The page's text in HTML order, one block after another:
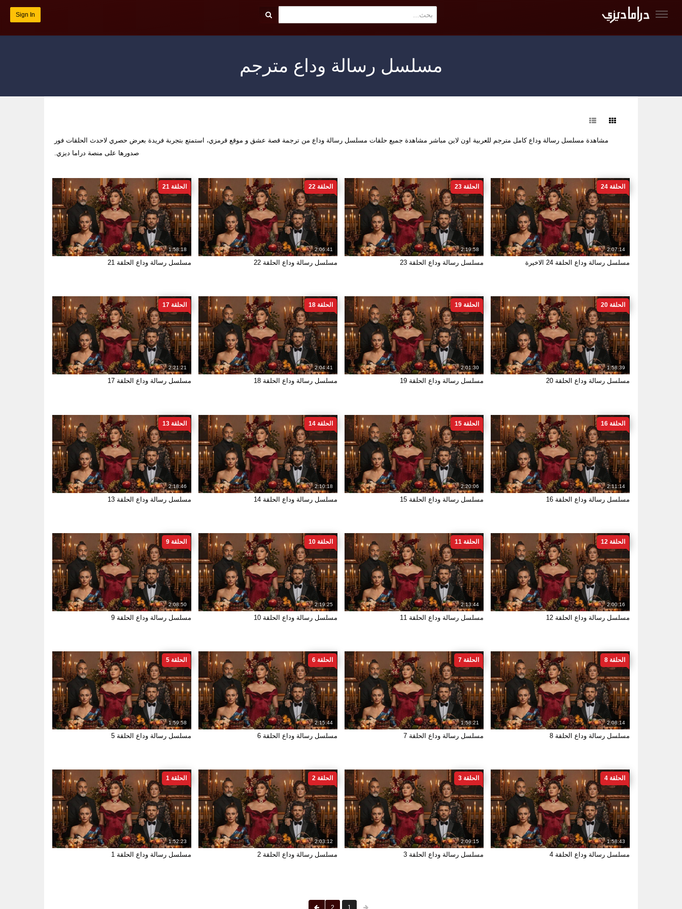
Sign In
مسلسل رسالة وداع مترجم
مشاهدة مسلسل رسالة وداع كامل مترجم للعربية اون لاين مباشر مشاهدة جميع حلقات مسلسل رسالة وداع من ترجمة قصة عشق و موقع قرمزي، استمتع بتجربة فريدة بعرض حصري لاحدث الحلقات فور
صدورها على منصة دراما ديزي.
2:07:14
الحلقة 24
مسلسل رسالة وداع الحلقة 24 الاخيرة
2:19:58
الحلقة 23
مسلسل رسالة وداع الحلقة 23
2:06:41
الحلقة 22
مسلسل رسالة وداع الحلقة 22
1:58:18
الحلقة 21
مسلسل رسالة وداع الحلقة 21
1:58:39
الحلقة 20
مسلسل رسالة وداع الحلقة 20
2:01:30
الحلقة 19
مسلسل رسالة وداع الحلقة 19
2:04:41
الحلقة 18
مسلسل رسالة وداع الحلقة 18
2:21:21
الحلقة 17
مسلسل رسالة وداع الحلقة 17
2:11:14
الحلقة 16
مسلسل رسالة وداع الحلقة 16
2:20:06
الحلقة 15
مسلسل رسالة وداع الحلقة 15
2:10:18
الحلقة 14
مسلسل رسالة وداع الحلقة 14
2:18:46
الحلقة 13
مسلسل رسالة وداع الحلقة 13
2:00:16
الحلقة 12
مسلسل رسالة وداع الحلقة 12
2:13:44
الحلقة 11
مسلسل رسالة وداع الحلقة 11
2:19:25
الحلقة 10
مسلسل رسالة وداع الحلقة 10
2:08:50
الحلقة 9
مسلسل رسالة وداع الحلقة 9
2:08:14
الحلقة 8
مسلسل رسالة وداع الحلقة 8
1:58:21
الحلقة 7
مسلسل رسالة وداع الحلقة 7
2:15:44
الحلقة 6
مسلسل رسالة وداع الحلقة 6
1:59:58
الحلقة 5
مسلسل رسالة وداع الحلقة 5
1:58:43
الحلقة 4
مسلسل رسالة وداع الحلقة 4
2:09:15
الحلقة 3
مسلسل رسالة وداع الحلقة 3
2:03:12
الحلقة 2
مسلسل رسالة وداع الحلقة 2
1:52:23
الحلقة 1
مسلسل رسالة وداع الحلقة 1
1
2